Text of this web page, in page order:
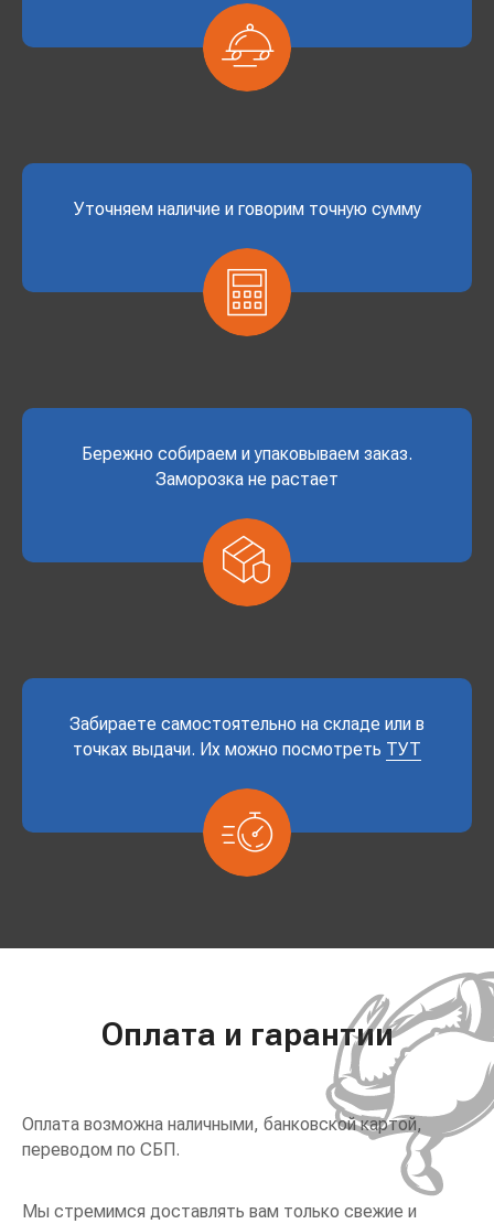
Уточняем наличие и говорим точную сумму
Бережно собираем и упаковываем заказ.
Заморозка не растает
Забираете самостоятельно на складе или в
точках выдачи. Их можно посмотреть ТУТ
Оплата и гарантии
Оплата возможна наличными, банковской картой,
переводом по СБП.
Мы стремимся доставлять вам только свежие и